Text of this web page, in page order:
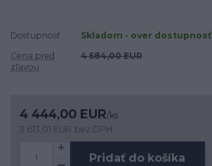
Dostupnosť
Skladom - over dostupnosť
Cena pred
zľavou
4 584,00 EUR
4 444,00 EUR/ks
3 613,01 EUR bez DPH
Pridať do košíka